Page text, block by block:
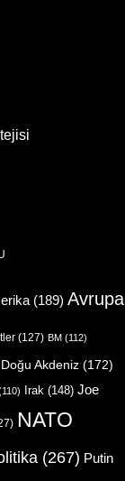
(189) Avrupa
(127) BM (112)
Doğu Akdeniz (172)
Irak (148) Joe
NATO
(267) Putin